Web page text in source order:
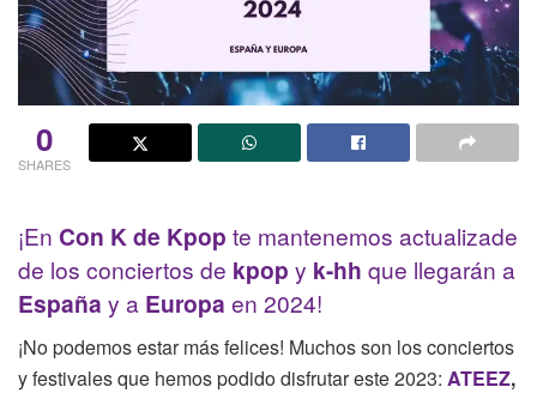
0
SHARES
¡En Con K de Kpop te mantenemos actualizade
de los conciertos de kpop y k-hh que llegarán a
España y a Europa en 2024!
¡No podemos estar más felices! Muchos son los conciertos
y festivales que hemos podido disfrutar este 2023: ATEEZ,